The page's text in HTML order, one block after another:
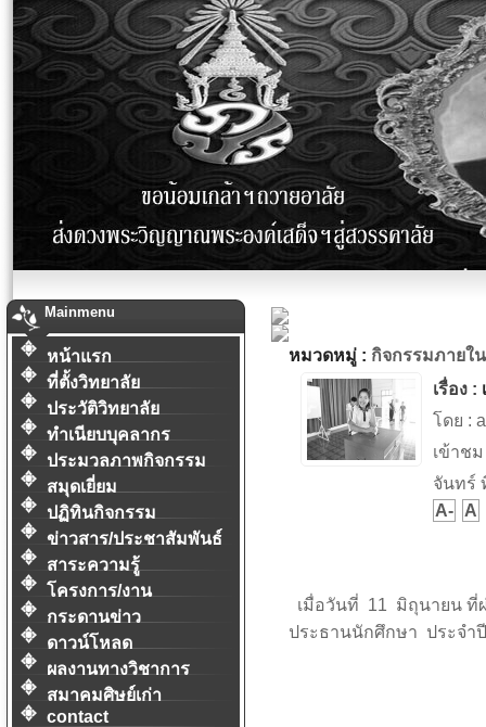
Mainmenu
หน้าแรก
ที่ตั้งวิทยาลัย
ประวัติวิทยาลัย
ทำเนียบบุคลากร
ประมวลภาพกิจกรรม
สมุดเยี่ยม
ปฏิทินกิจกรรม
ข่าวสาร/ประชาสัมพันธ์
สาระความรู้
โครงการ/งาน
กระดานข่าว
ดาวน์โหลด
ผลงานทางวิชาการ
สมาคมศิษย์เก่า
contact
หมวดหมู่ : กิจกรรมภายใน
เรื่อง :
โดย :
เข้าช
จันทร์
A-
A
เมื่อวันที่ 11 มิถุนายน ที่
ประธานนักศึกษา ประจำ